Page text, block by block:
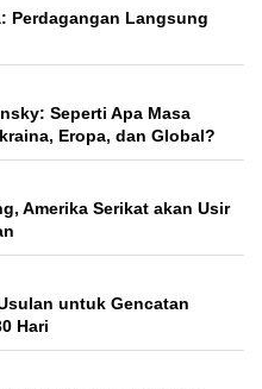
Perdagangan Langsung
Seperti Apa Masa
Eropa, dan Global?
Amerika Serikat akan Usir
untuk Gencatan
Hari